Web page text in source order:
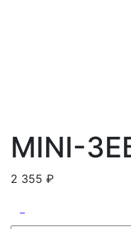
MINI-
2 355 ₽